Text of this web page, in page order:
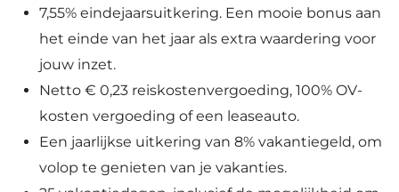
7,55% eindejaarsuitkering. Een mooie bonus aan
het einde van het jaar als extra waardering voor
jouw inzet.
Netto € 0,23 reiskostenvergoeding, 100% OV-
kosten vergoeding of een leaseauto.
Een jaarlijkse uitkering van 8% vakantiegeld, om
volop te genieten van je vakanties.